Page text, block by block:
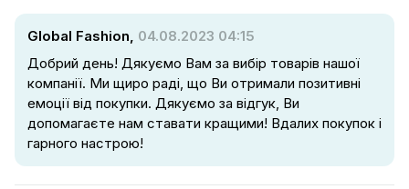
Global Fashion, 04.08.2023 04:15
Добрий день! Дякуємо Вам за вибір товарів нашої
компанії. Ми щиро раді, що Ви отримали позитивні
емоції від покупки. Дякуємо за відгук, Ви
допомагаєте нам ставати кращими! Вдалих покупок і
гарного настрою!